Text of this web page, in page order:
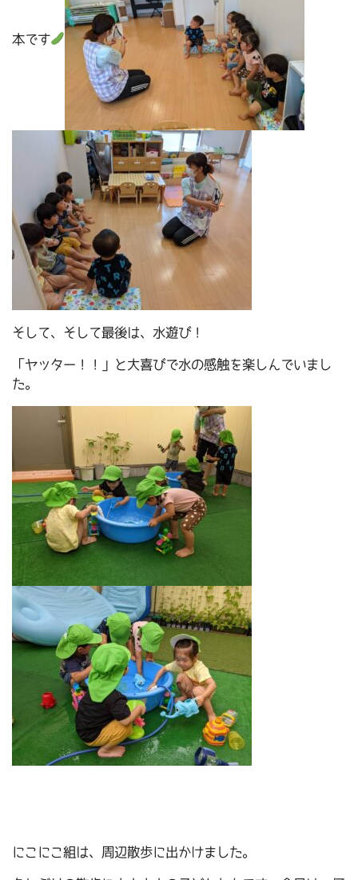
本です
そして、そして最後は、水遊び！
「ヤッター！！」と大喜びで水の感触を楽しんでいまし
た。
にこにこ組は、周辺散歩に出かけました。